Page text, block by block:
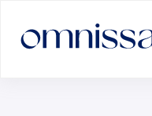
새 계산 리소